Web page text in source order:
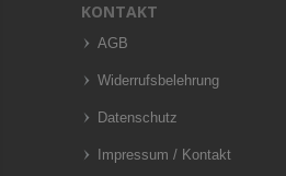
KONTAKT
AGB
Widerrufsbelehrung
Datenschutz
Impressum / Kontakt